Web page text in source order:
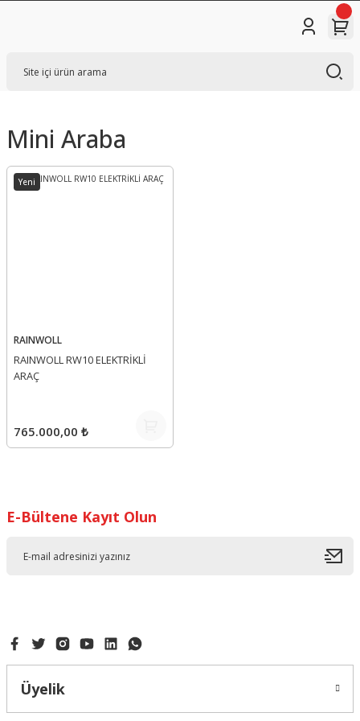
Mini Araba
Yeni
RAINWOLL
RAINWOLL RW10 ELEKTRİKLİ
ARAÇ
765.000,00 ₺
E-Bültene Kayıt Olun
Üyelik